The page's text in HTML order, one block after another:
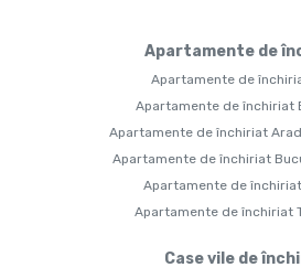
Apartamente de
Apartamente de
Apartamente de închiriat
Apartamente de închiriat
Apartamente de închiriat
Apartamente de
Apartamente de închiriat
Case vile de